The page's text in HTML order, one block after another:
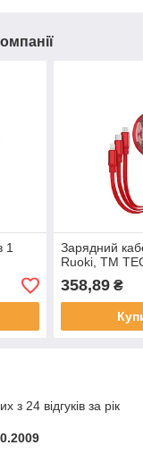
1
Зарядний
Ruoki, ТМ
358,89₴
з 24 відгуків за рік